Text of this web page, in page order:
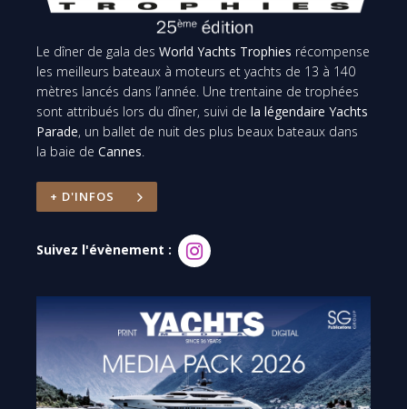
Le dîner de gala des World Yachts Trophies récompense
les meilleurs bateaux à moteurs et yachts de 13 à 140
mètres lancés dans l’année. Une trentaine de trophées
sont attribués lors du dîner, suivi de la légendaire Yachts
Parade, un ballet de nuit des plus beaux bateaux dans
la baie de Cannes
+ D'INFOS
Suivez l'évènement :